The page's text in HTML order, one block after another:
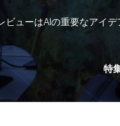
ューはAIの重要なアイ
特